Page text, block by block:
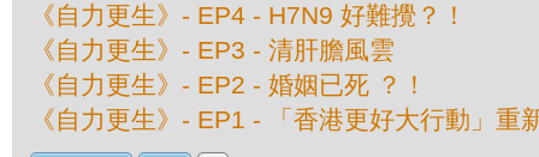
《自力更生》- EP4 - H7N9 好難攪？！
《自力更生》- EP3 - 清肝膽風雲
《自力更生》- EP2 - 婚姻已死 ？！
《自力更生》- EP1 - 「香港更好大行動」重